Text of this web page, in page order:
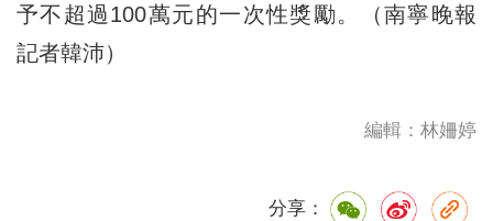
予不超過100萬元的一次性獎勵。（南寧晚報
記者韓沛）
編輯：林姍婷
分享：